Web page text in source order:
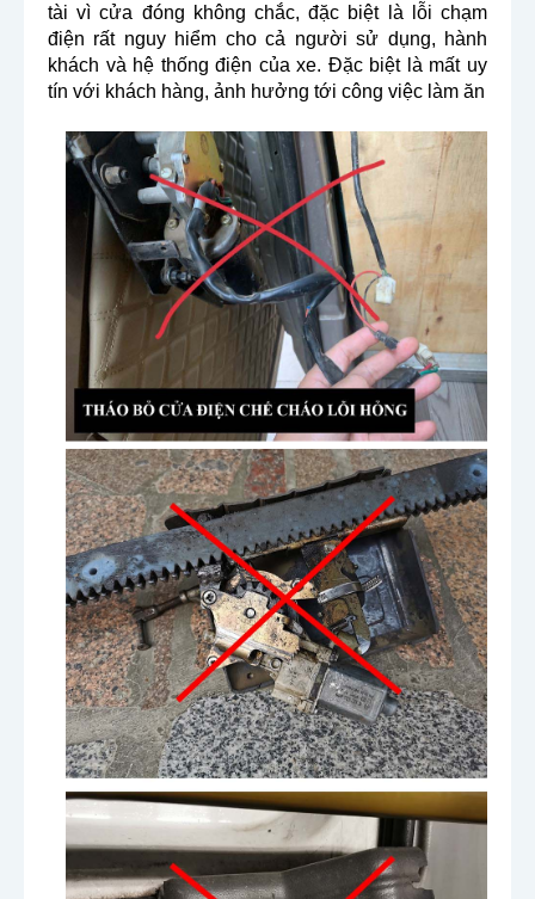
tài vì cửa đóng không chắc, đặc biệt là lỗi chạm
điện rất nguy hiểm cho cả người sử dụng, hành
khách và hệ thống điện của xe. Đặc biệt là mất uy
tín với khách hàng, ảnh hưởng tới công việc làm ăn